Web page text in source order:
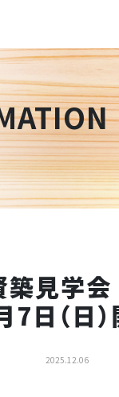
築見学
日（日）
2025.12.06